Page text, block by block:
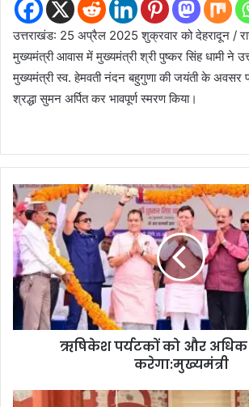
उत्तराखंड: 25 अप्रैल 2025 शुक्रवार को देहरादून /
मुख्यमंत्री आवास में मुख्यमंत्री श्री पुष्कर सिंह धामी ने
मुख्यमंत्री स्व. हेमवती नंदन बहुगुणा की जयंती के
श्रद्धा सुमन अर्पित कर भावपूर्ण स्मरण किया।
ऋषिकेश पर्यटकों को और
करेगा:मुख्यमंत्री